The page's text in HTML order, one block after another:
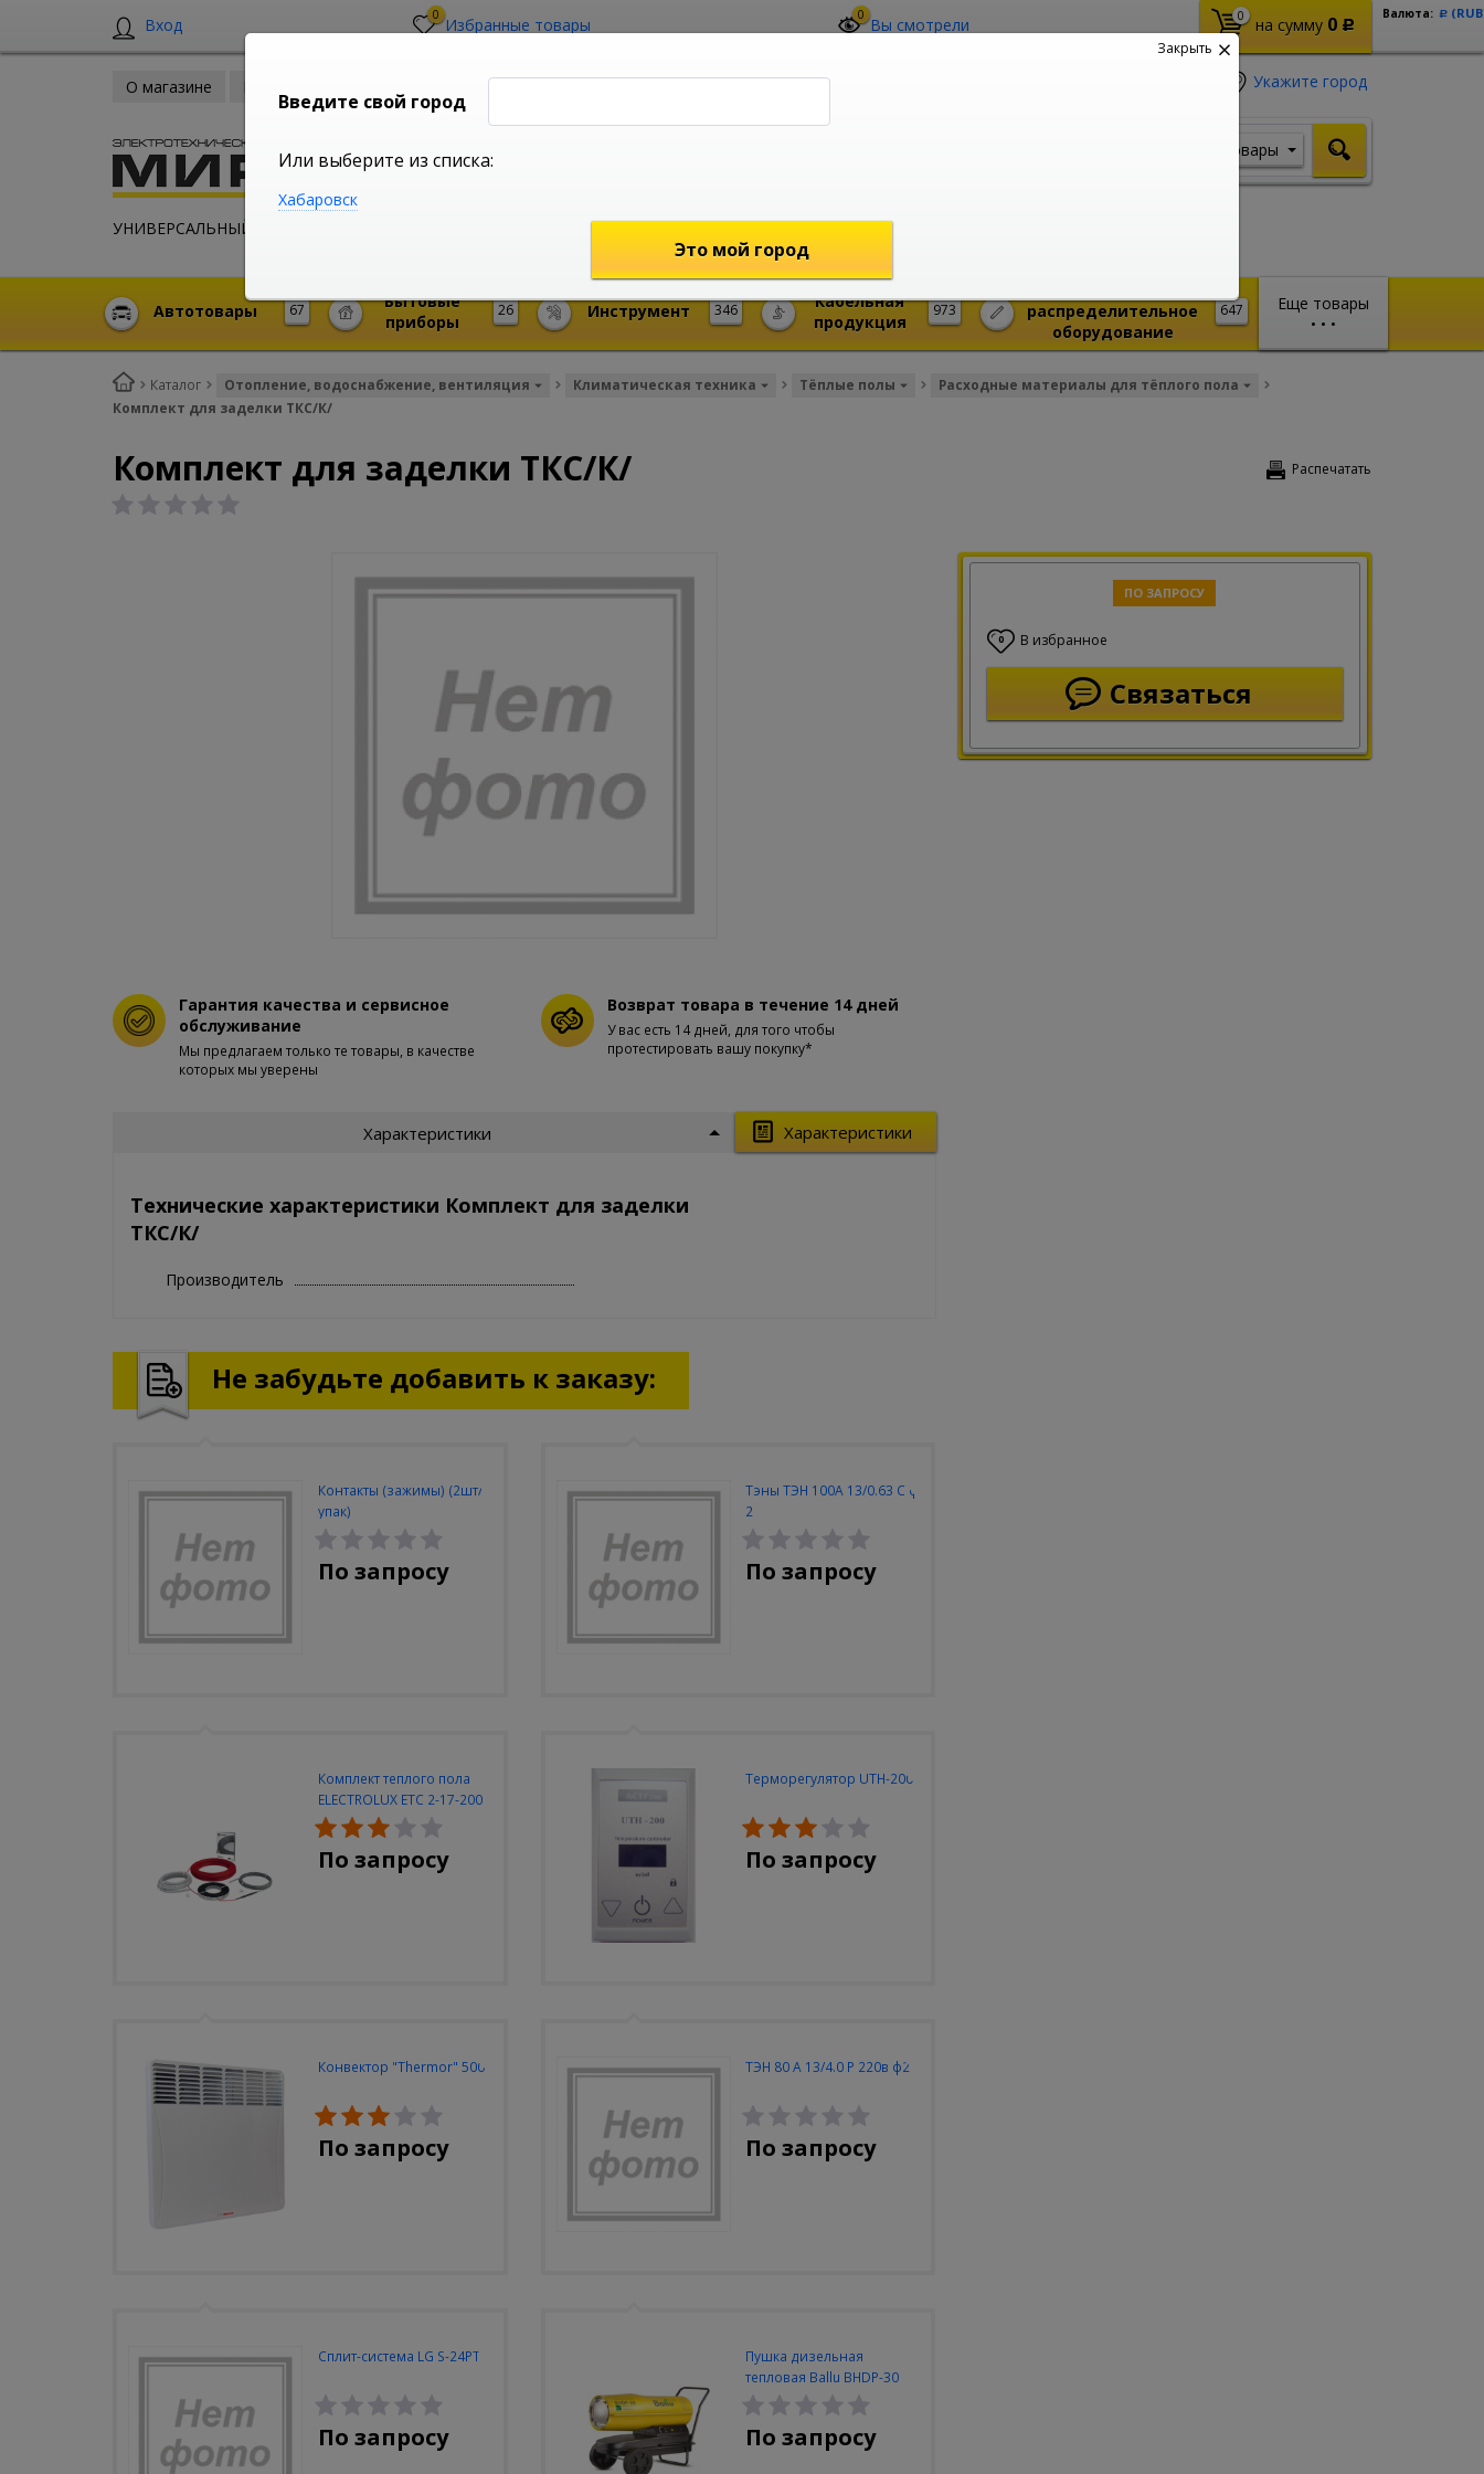
Вход 0 Избранные товары 0 Вы смотрели 0 на сумму 0 Р
Валюта: Р
О магазине
УНИВЕРСАЛЬНЫЙ ИНТЕРНЕТ МАГАЗИН
Укажите город
shop@mireks.ru
Товары
Еще товары
• • •
67
Автотовары 26
Бытовые
приборы
346
Инструмент 973
Кабельная
продукция
647
распределительное
оборудование
Каталог Отопление, водоснабжение, вентиляция Климатическая техника Тёплые полы
Расходные материалы для тёплого пола
Комплект для заделки ТКС/К/
Распечатать
Комплект для заделки ТКС/К/
ПО ЗАПРОСУ
0 В избранное
Связаться
Гарантия качества и сервисное
обслуживание
Мы предлагаем только те товары, в качестве
которых мы уверены
Возврат товара в течение 14 дней
У вас есть 14 дней, для того чтобы
протестировать вашу покупку*
Характеристики
Характеристики
Технические характеристики Комплект для заделки
ТКС/К/
Производитель
Не забудьте добавить к заказу:
Контакты (зажимы) (2шт/
упак)
По запросу
Тэны ТЭН 100А 13/0.63 С ф
2
По запросу
Комплект теплого пола
ELECTROLUX ETC 2-17-200
По запросу
Терморегулятор UTH-200
По запросу
Конвектор "Thermor" 500
По запросу
ТЭН 80 А 13/4.0 Р 220в ф2
По запросу
Сплит-система LG S-24PT
По запросу
Пушка дизельная
тепловая Ballu BHDP-30
прямого нагрева
По запросу
Закрыть
Введите свой город
Или выберите из списка:
Хабаровск
Это мой город